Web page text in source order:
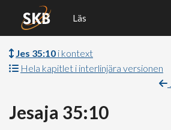
Läs
Jes 35:10 i kontext
Hela kapitlet i interlinjära versionen
Jesaja 35:10